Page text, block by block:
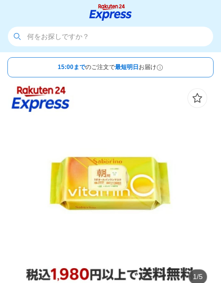
15:00までのご注文で最短明日 お届け
1/5